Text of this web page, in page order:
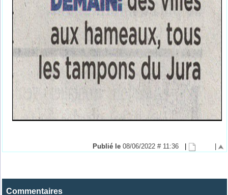
Publié le 08/06/2022 # 11:36
Commentaires